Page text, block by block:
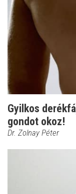
Gyilkos
gondot okoz!
Dr. Zolnay Péter